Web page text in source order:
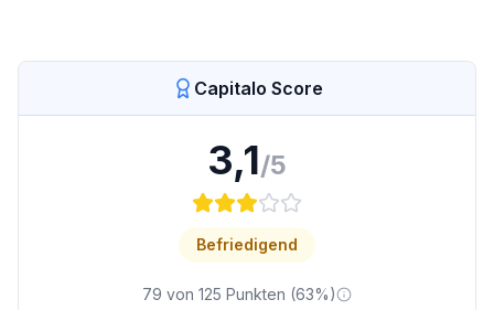
Capitalo Score
3,1/5
Befriedigend
79 von 125 Punkten (63%)